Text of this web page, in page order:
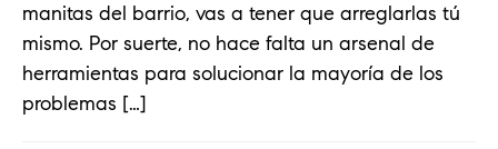
manitas del barrio, vas a tener que arreglarlas tú
mismo. Por suerte, no hace falta un arsenal de
herramientas para solucionar la mayoría de los
problemas […]